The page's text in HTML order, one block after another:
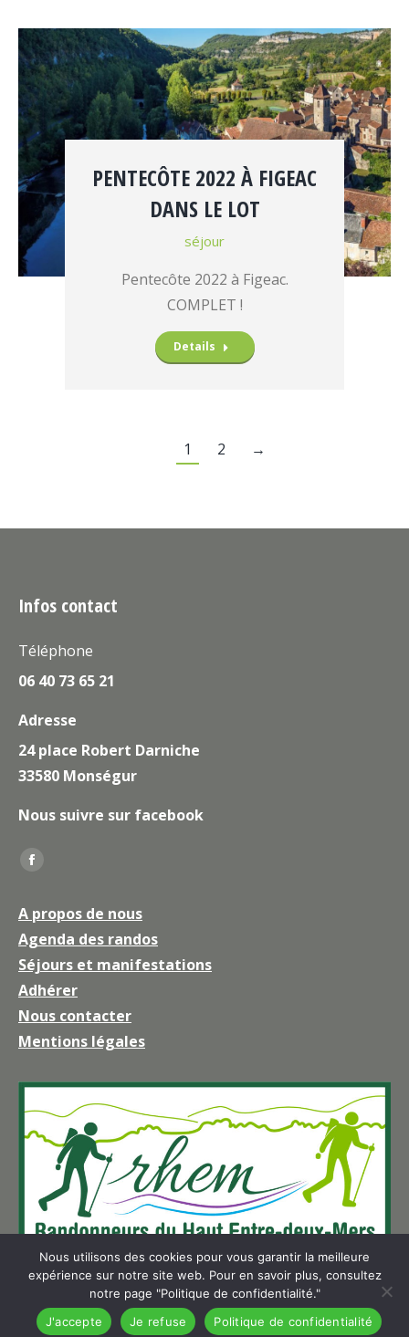
PENTECÔTE 2022 À FIGEAC
DANS LE LOT
séjour
Pentecôte 2022 à Figeac.
COMPLET !
Details
1 2 →
Infos contact
Téléphone
06 40 73 65 21
Adresse
24 place Robert Darniche
33580 Monségur
Nous suivre sur facebook
Trouvez nous sur :
La
Facebook
s'ouvre
dans
une
nouvelle
fenêtre
A propos de nous
Agenda des randos
Séjours et manifestations
Adhérer
Nous contacter
Mentions légales
Nous utilisons des cookies pour vous garantir la meilleure
expérience sur notre site web. Pour en savoir plus, consultez
notre page "Politique de confidentialité."
J'accepte
Je refuse Politique de confidentialité